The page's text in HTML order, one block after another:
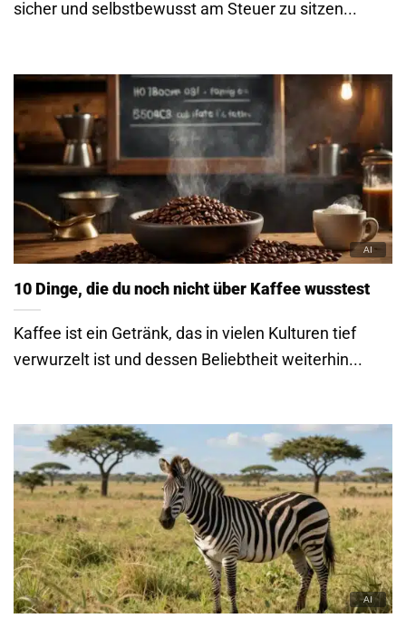
sicher und selbstbewusst am Steuer zu sitzen...
10 Dinge, die du noch nicht über Kaffee wusstest
Kaffee ist ein Getränk, das in vielen Kulturen tief
verwurzelt ist und dessen Beliebtheit weiterhin...